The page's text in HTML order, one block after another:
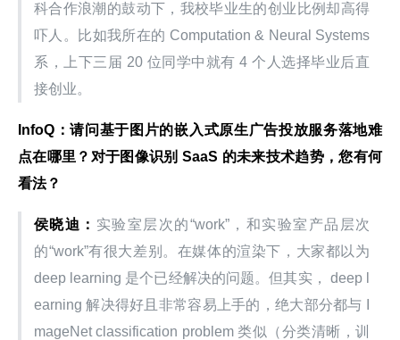
科合作浪潮的鼓动下，我校毕业生的创业比例却高得
吓人。比如我所在的 Computation & Neural Systems
系，上下三届 20 位同学中就有 4 个人选择毕业后直
接创业。
InfoQ：请问基于图片的嵌入式原生广告投放服务落地难
点在哪里？对于图像识别 SaaS 的未来技术趋势，您有何
看法？
侯晓迪： 实验室层次的“work”，和实验室产品层次
的“work”有很大差别。在媒体的渲染下，大家都以为
deep learning 是个已经解决的问题。但其实， deep l
earning 解决得好且非常容易上手的，绝大部分都与 I
mageNet classification problem 类似（分类清晰，训